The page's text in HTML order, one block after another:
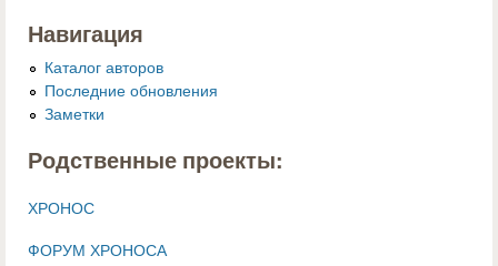
Навигация
Каталог авторов
Последние обновления
Заметки
Родственные проекты:
ХРОНОС
ФОРУМ ХРОНОСА